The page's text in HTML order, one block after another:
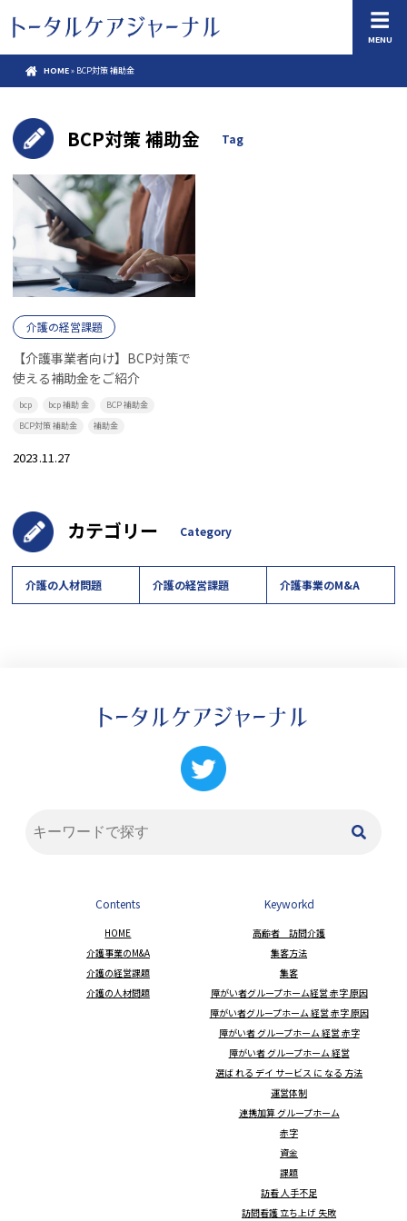
MENU
HOME» BCP対策 補助金
BCP対策 補助金 Tag
介護の経営課題
【介護事業者向け】BCP対策で
使える補助金をご紹介
bcp bcp 補助 金
BCP 補助金
BCP対策 補助金
補助金
2023.11.27
カテゴリー Category
介護の人材問題 介護の経営課題 介護事業のM&A
Contents
HOME
介護事業のM&A
介護の経営課題
介護の人材問題
Keyworkd
高齢者 訪問介護
集客方法
集客
障がい者グループホーム経営 赤字 原因
障がい者グループホーム 経営 赤字 原因
障がい者 グループホーム 経営 赤字
障がい者 グループホーム 経営
選ば れる デイ サービス に なる 方法
運営体制
連携加算 グループホーム
赤字
資金
課題
訪看 人手不足
訪問看護 立ち上げ 失敗